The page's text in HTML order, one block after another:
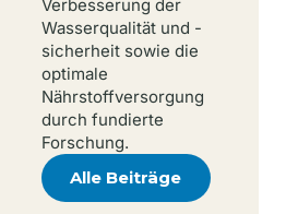
Verbesserung der
Wasserqualität und -
sicherheit sowie die
optimale
Nährstoffversorgung
durch fundierte
Forschung.
Alle Beiträge